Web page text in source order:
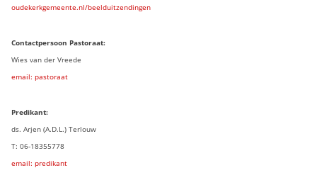
oudekerkgemeente.nl/beelduitzendingen
Contactpersoon Pastoraat:
Wies van der Vreede
email: pastoraat
Predikant:
ds. Arjen (A.D.L.) Terlouw
T: 06-18355778
email: predikant